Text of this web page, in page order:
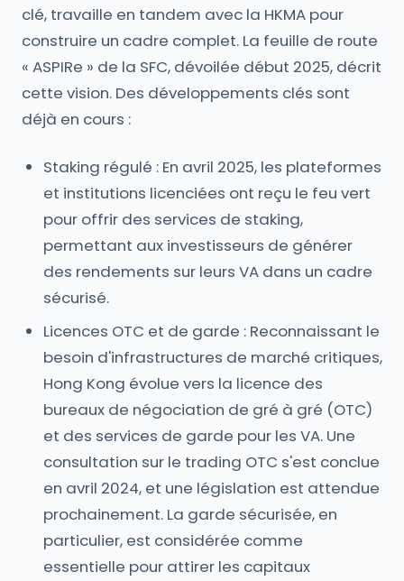
clé, travaille en tandem avec la HKMA pour
construire un cadre complet. La feuille de route
« ASPIRe » de la SFC, dévoilée début 2025, décrit
cette vision. Des développements clés sont
déjà en cours :
Staking régulé : En avril 2025, les plateformes
et institutions licenciées ont reçu le feu vert
pour offrir des services de staking,
permettant aux investisseurs de générer
des rendements sur leurs VA dans un cadre
sécurisé.
Licences OTC et de garde : Reconnaissant le
besoin d'infrastructures de marché critiques,
Hong Kong évolue vers la licence des
bureaux de négociation de gré à gré (OTC)
et des services de garde pour les VA. Une
consultation sur le trading OTC s'est conclue
en avril 2024, et une législation est attendue
prochainement. La garde sécurisée, en
particulier, est considérée comme
essentielle pour attirer les capitaux